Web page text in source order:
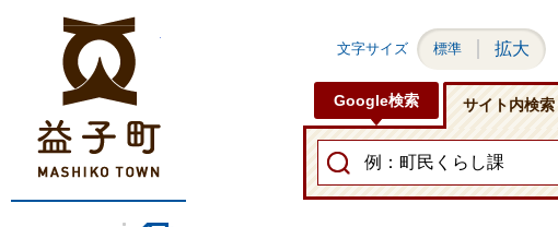
文字サイズ 標準 拡大
Google検索 サイト内検索